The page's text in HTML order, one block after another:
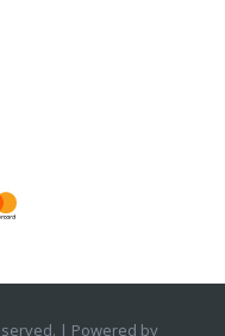
| Powered by